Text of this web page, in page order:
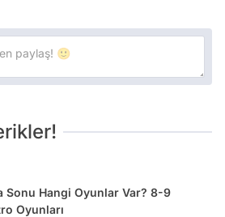
Sonu Hangi Oyunlar Var? 8-9
Oyunları